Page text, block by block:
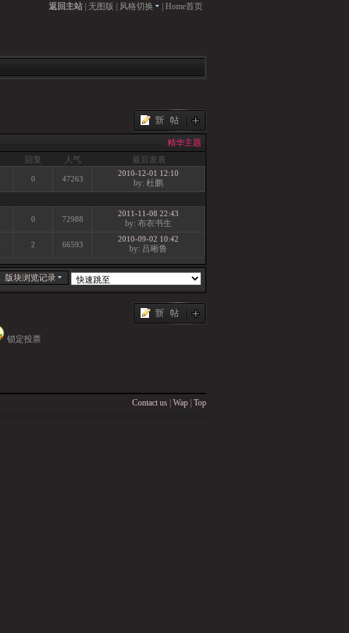
返回主站 无图版 风格切换 Home首页
精华主题
回复 人气 最后发表
0 47263
2010-12-01 12:10
by: 杜鹏
0 72988
2011-11-08 22:43
by: 布衣书生
2 66593
2010-09-02 10:42
by: 吕晰鲁
版块浏览记录
锁定投票
Contact us | Wap | Top